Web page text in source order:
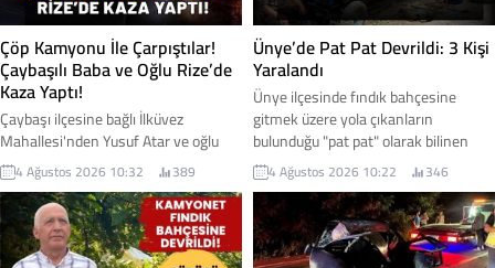
Çöp Kamyonu İle Çarpıştılar!
Çaybaşılı Baba ve Oğlu Rize’de
Kaza Yaptı!
Çaybaşı ilçesine bağlı İlküvez
Mahallesi'nden Yusuf Atar ve oğlu
Okan Atar, Rize'de geçirdikleri trafik
kazasında yaralandı. Baba ve oğlunun
hastanede tedavi altına alındığı,
sağlık durumlarının iyi olduğu
öğrenildi.
4 Ağustos 2026 10:32 389
Ünye’de Pat Pat Devrildi: 3 Kişi
Yaralandı
Ünye ilçesinde fındık bahçesine
gitmek üzere yola çıkanların
bulunduğu "pat pat" olarak bilinen
tarım aracının devrilmesi sonucu
meydana gelen kazada 3 kişi
yaralandı.
4 Ağustos 2026 10:22 346